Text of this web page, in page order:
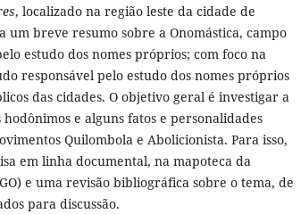
, localizado na região leste da cidade de
um breve resumo sobre a Onomástica, campo
estudo dos nomes próprios; com foco na
responsável pelo estudo dos nomes próprios
das cidades. O objetivo geral é investigar a
e alguns fatos e personalidades
Quilombola e Abolicionista. Para isso,
em linha documental, na mapoteca da
e uma revisão bibliográfica sobre o tema, de
para discussão.